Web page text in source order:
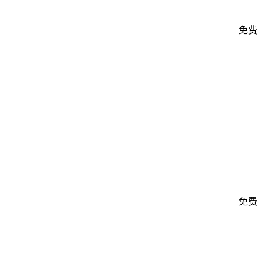
免费
免费